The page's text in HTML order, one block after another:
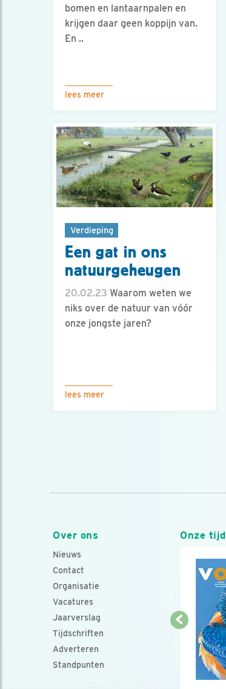
bomen en lantaarnpalen en
krijgen daar geen koppijn van.
En ..
lees meer
Verdieping
Een gat in ons
natuurgeheugen
20.02.23 Waarom weten we
niks over de natuur van vóór
onze jongste jaren?
lees meer
Over ons
Nieuws
Contact
Organisatie
Vacatures
Jaarverslag
Tijdschriften
Adverteren
Standpunten
Onze